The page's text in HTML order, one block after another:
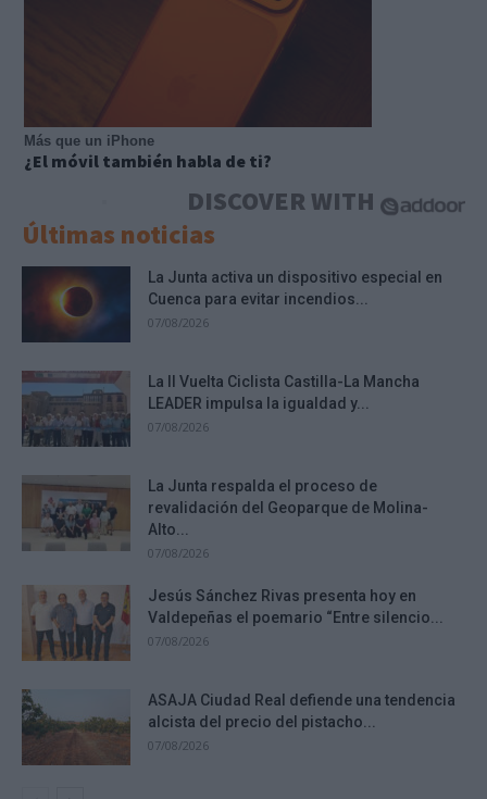
Más que un iPhone
¿El móvil también habla de ti?
DISCOVER WITH
Últimas noticias
La Junta activa un dispositivo especial en
Cuenca para evitar incendios...
07/08/2026
La II Vuelta Ciclista Castilla-La Mancha
LEADER impulsa la igualdad y...
07/08/2026
La Junta respalda el proceso de
revalidación del Geoparque de Molina-
Alto...
07/08/2026
Jesús Sánchez Rivas presenta hoy en
Valdepeñas el poemario “Entre silencio...
07/08/2026
ASAJA Ciudad Real defiende una tendencia
alcista del precio del pistacho...
07/08/2026